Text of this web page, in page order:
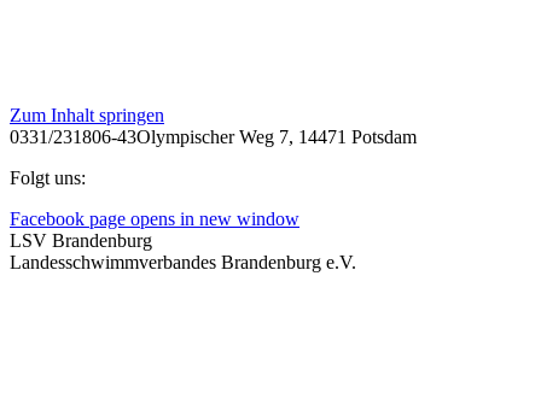
Zum Inhalt springen
0331/231806-43Olympischer Weg 7, 14471 Potsdam
Folgt uns:
Facebook page opens in new window
LSV Brandenburg
Landesschwimmverbandes Brandenburg e.V.